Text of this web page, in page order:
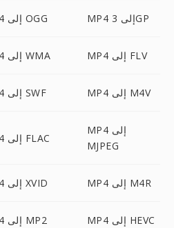
MP4 إلى OGG MP4 إلى 3GP
MP4 إلى WMA MP4 إلى FLV
MP4 إلى SWF MP4 إلى M4V
MP4 إلى FLAC
MP4 إلى
MJPEG
MP4 إلى XVID MP4 إلى M4R
MP4 إلى MP2 MP4 إلى HEVC